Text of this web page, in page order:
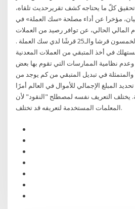
تحقيق كلّ ما يحتاجه كشف تقريرحديث تلقاه،
مؤخرا عن أداء مصلحة «سك العملة» في
المالي الحالي، عن توافر رصيد من العملات
المعدنية فئات الجنيه، والخمسون قرشا والـ25 قرشًا لدي سك العملة .
في أخذ المتبقي من العملات المعدنية
وعدم نظامية الممارسات التي تقوم بها بعض
والمتمثلة في تبديل المتبقي من كم يوجد من
المبلغ الإجمالي للأموال في العالم أمرًا
التعريف نفسه لمصطلح "النقود" لأن
المعلمات المستخدمة لتعريفه قد تختلف.